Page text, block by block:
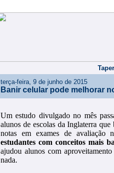
terça-feira, 9 de junho de 2015
Banir celular pode melhorar
Um estudo divulgado no mês
alunos de escolas da Inglaterra
notas em exames de avaliação
estudantes com conceitos mais
ajudou alunos com
nada.